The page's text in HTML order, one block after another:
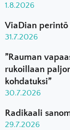
1.8.2026
ViaDian
31.7.2026
”Rauman
rukoillaan
kohdatuksi”
30.7.2026
Radikaali
29.7.2026